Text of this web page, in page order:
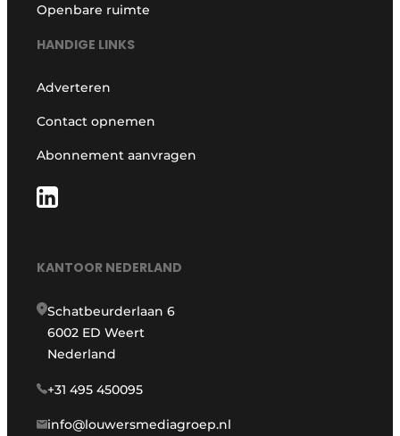
Openbare ruimte
HANDIGE LINKS
Adverteren
Contact opnemen
Abonnement aanvragen
KANTOOR NEDERLAND
Schatbeurderlaan 6
6002 ED Weert
Nederland
+31 495 450095
info@louwersmediagroep.nl